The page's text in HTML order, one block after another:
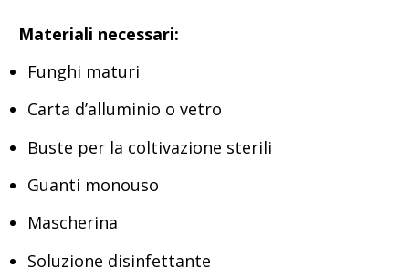
Materiali necessari:
Funghi maturi
Carta d’alluminio o vetro
Buste per la coltivazione sterili
Guanti monouso
Mascherina
Soluzione disinfettante